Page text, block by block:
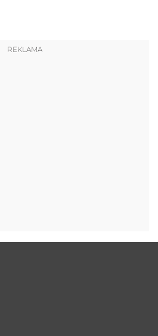
REKLAMA